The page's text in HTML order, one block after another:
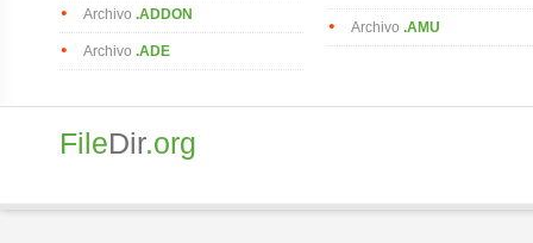
Archivo .ADDON
Archivo .ADE
Archivo .AMU
FileDir.org